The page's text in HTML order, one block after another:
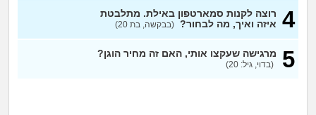
עבודה וקריירה 4 רוצה לקנות סמארטפון באילת. מתלבטת
איזה ואיך, מה לבחור? (בבקשה, בת 20)
5 מרגישה שעקצו אותי, האם זה מחיר הוגן?
(בדוי, גיל: 20)